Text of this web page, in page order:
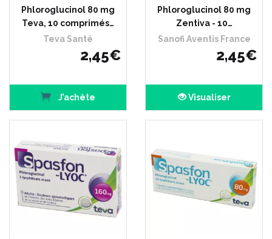
Phloroglucinol 80 mg
Teva, 10 comprimés…
Teva Santé
2,45€
J’achète
Phloroglucinol 80 mg
Zentiva - 10…
Sanofi Aventis France
2,45€
Visualiser